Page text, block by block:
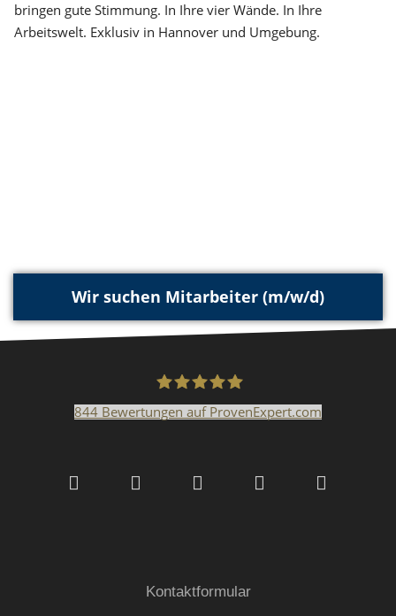
bringen gute Stimmung. In Ihre vier Wände. In Ihre
Arbeitswelt. Exklusiv in Hannover und Umgebung.
Wir suchen Mitarbeiter (m/w/d)
GmbH & Co.KG
844 Bewertungen auf ProvenExpert.com
Kontaktformular